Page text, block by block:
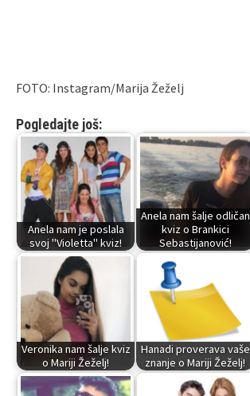
FOTO: Instagram/Marija Žeželj
Pogledajte još:
Anela nam je poslala
svoj "Violetta" kviz!
Anela nam šalje odličan
kviz o Brankici
Sebastijanović!
Veronika nam šalje kviz
o Mariji Žeželj!
Hanadi proverava vaše
znanje o Mariji Žeželj!